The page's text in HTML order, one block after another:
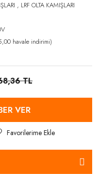
, LRF OLTA KAMIŞLARI
havale indirimi)
TL
VER